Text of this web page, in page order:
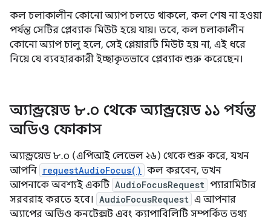
কল চলাকালীন কোনো অ্যাপ চলতে থাকলে, কল শেষ না হওয়া
পর্যন্ত সেটির প্লেব্যাক মিউট হয়ে যায়। তবে, কল চলাকালীন
কোনো অ্যাপ চালু হলে, সেই প্লেয়ারটি মিউট হয় না, এই ধরে
নিয়ে যে ব্যবহারকারী ইচ্ছাকৃতভাবে প্লেব্যাক শুরু করেছেন।
অ্যান্ড্রয়েড ৮.০ থেকে অ্যান্ড্রয়েড ১১ পর্যন্ত
অডিও ফোকাস
অ্যান্ড্রয়েড ৮.০ (এপিআই লেভেল ২৬) থেকে শুরু করে, যখন
আপনি requestAudioFocus() কল করবেন, তখন
আপনাকে অবশ্যই একটি AudioFocusRequest প্যারামিটার
সরবরাহ করতে হবে। AudioFocusRequest এ আপনার
অ্যাপের অডিও কনটেক্সট এবং ক্যাপাবিলিটি সম্পর্কিত তথ্য